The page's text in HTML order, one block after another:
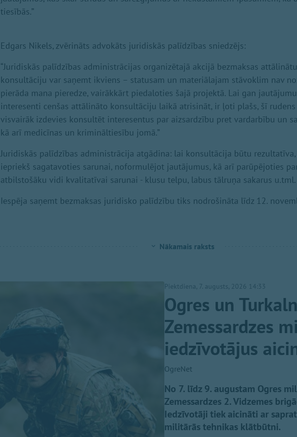
tiesībās.”
Edgars Nikels, zvērināts advokāts juridiskās palīdzības sniedzējs:
“Juridiskās palīdzības administrācijas organizētajā akcijā bezmaksas
konsultāciju var saņemt ikviens – statusam un materiālajam stāvoklim nav
pierāda mana pieredze, vairākkārt piedaloties šajā projektā. Lai gan
interesenti cenšas attālināto konsultāciju laikā atrisināt, ir ļoti plašs, šī
visvairāk izdevies konsultēt interesentus par aizsardzību pret vardarbību un
kā arī medicīnas un krimināltiesību jomā.”
Juridiskās palīdzības administrācija atgādina: lai konsultācija būtu
iepriekš sagatavoties sarunai, noformulējot jautājumus, kā arī parūpējoties
atbilstošāku vidi kvalitatīvai sarunai - klusu telpu, labus tālruņa sakarus u.tml.
Iespēja saņemt bezmaksas juridisko palīdzību tiks nodrošināta līdz 12.
Nākamais raksts
Piektdiena, 7. augusts, 2026 14:33
Ogres un
Zemessardzes
iedzīvotājus
OgreNet
No 7. līdz 9. augustam Ogres
Zemessardzes 2. Vidzemes
Iedzīvotāji tiek aicināti ar
militārās tehnikas klātbūtni.